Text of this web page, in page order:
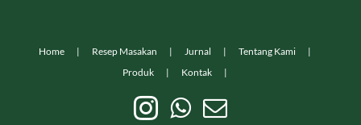
Home Resep Masakan Jurnal
Tentang Kami
Produk
Kontak